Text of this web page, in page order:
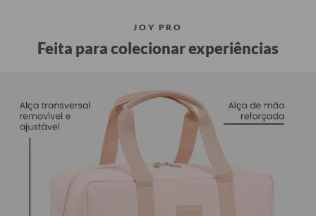
JOY PRO
Feita para colecionar experiências